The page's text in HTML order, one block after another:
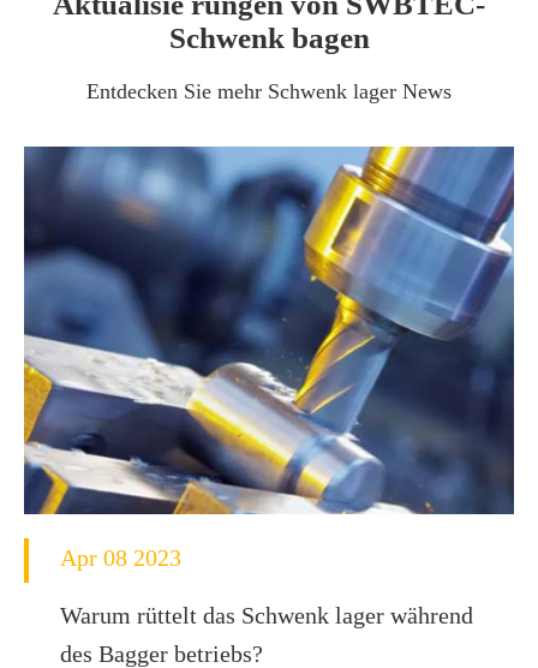
Schwenk bagen
Entdecken Sie mehr Schwenk lager News
Apr 08 2023
Warum rüttelt das Schwenk lager während
des Bagger betriebs?